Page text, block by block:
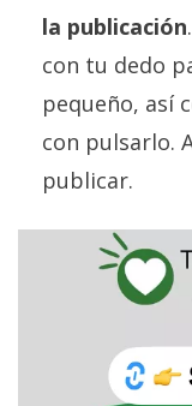
la publicación
con tu dedo
pequeño, así
con pulsarlo.
publicar.